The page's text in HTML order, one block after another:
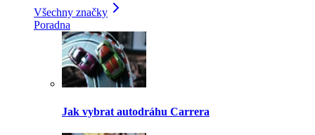
Všechny značky
Poradna
Jak vybrat autodráhu Carrera